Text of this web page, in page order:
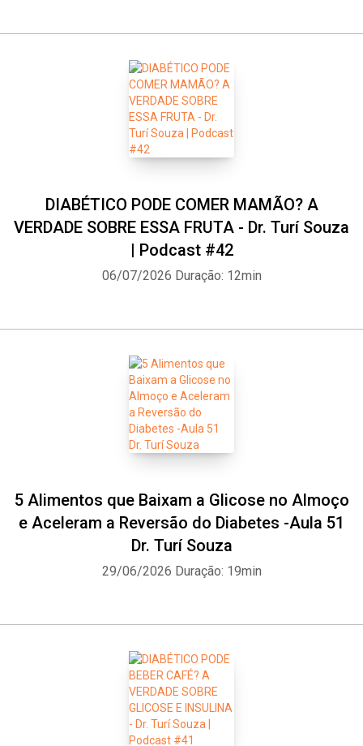
DIABÉTICO PODE COMER MAMÃO? A
VERDADE SOBRE ESSA FRUTA - Dr. Turí Souza
| Podcast #42
06/07/2026 Duração: 12min
5 Alimentos que Baixam a Glicose no Almoço
e Aceleram a Reversão do Diabetes -Aula 51
Dr. Turí Souza
29/06/2026 Duração: 19min